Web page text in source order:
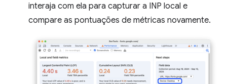
interaja com ela para capturar a INP local e
compare as pontuações de métricas novamente.